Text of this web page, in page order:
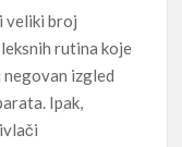
veliki broj
rutina koje
izgled
Ipak,